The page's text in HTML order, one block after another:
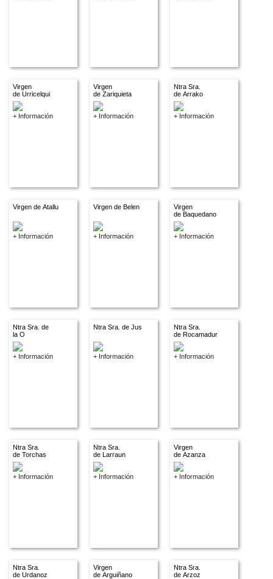
Virgen
de Urricelqui
+ Información
Virgen
de Zariquieta
+ Información
Ntra Sra.
de Arrako
+ Información
Virgen de Atallu
+ Información
Virgen de Belen
+ Información
Virgen
de Baquedano
+ Información
Ntra Sra. de
la O
+ Información
Ntra Sra. de Jus
+ Información
Ntra Sra.
de Rocamadur
+ Información
Ntra Sra.
de Torchas
+ Información
Ntra Sra.
de Larraun
+ Información
Virgen
de Azanza
+ Información
Ntra Sra.
de Urdanoz
Virgen
de Arguiñano
Ntra Sra.
de Arzoz